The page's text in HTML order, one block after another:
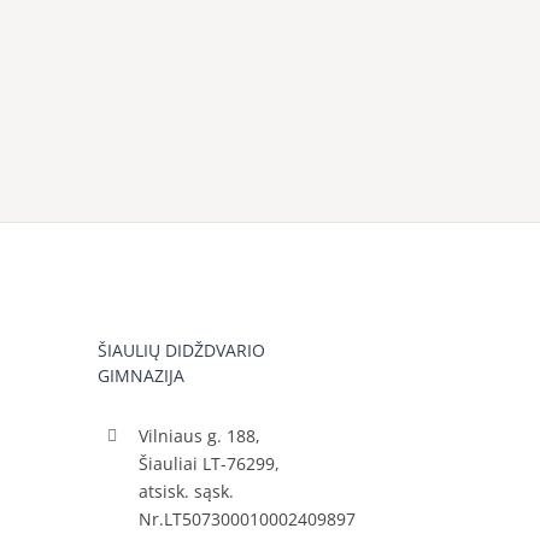
ŠIAULIŲ DIDŽDVARIO
GIMNAZIJA
Vilniaus g. 188,
Šiauliai LT-76299,
atsisk. sąsk.
Nr.LT507300010002409897